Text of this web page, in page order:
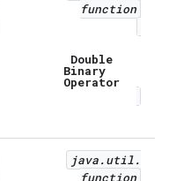
function
Double
Binary
Operator
java.util.
function